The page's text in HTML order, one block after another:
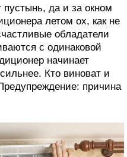
да и за окном
летом ох, как не
обладатели
с одинаковой
начинает
Кто виноват и
причина